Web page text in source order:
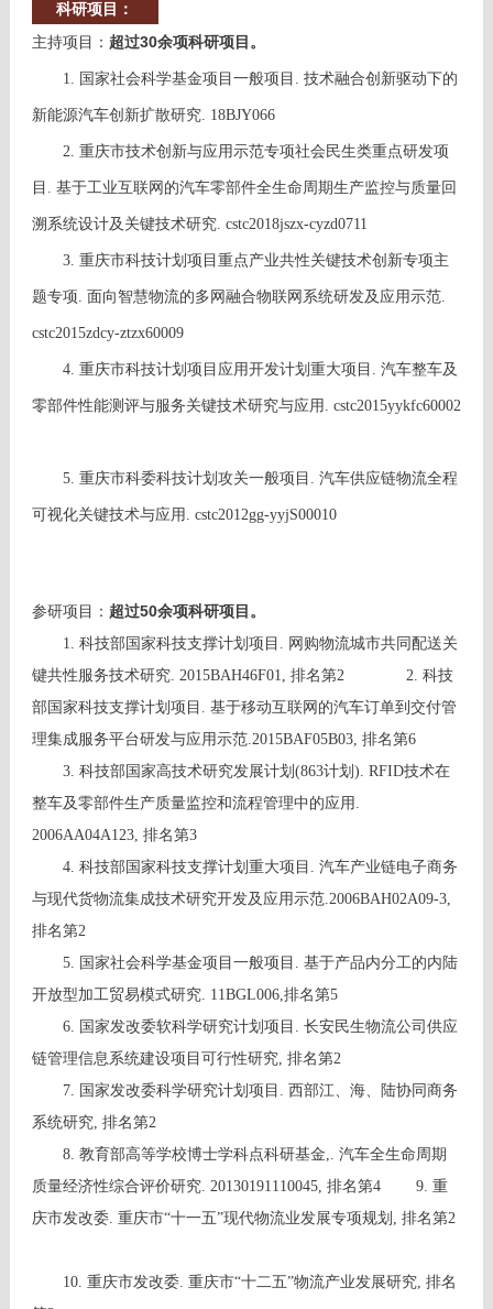
科研项目：
主持项目： 超过30余项科研项目。
1. 国家社会科学基金项目一般项目. 技术融合创新驱动下的
新能源汽车创新扩散研究. 18BJY066
2. 重庆市技术创新与应用示范专项社会民生类重点研发项
目. 基于工业互联网的汽车零部件全生命周期生产监控与质量回
溯系统设计及关键技术研究. cstc2018jszx-cyzd0711
3. 重庆市科技计划项目重点产业共性关键技术创新专项主
题专项. 面向智慧物流的多网融合物联网系统研发及应用示范.
cstc2015zdcy-ztzx60009
4. 重庆市科技计划项目应用开发计划重大项目. 汽车整车及
零部件性能测评与服务关键技术研究与应用. cstc2015yykfc60002
5. 重庆市科委科技计划攻关一般项目. 汽车供应链物流全程
可视化关键技术与应用. cstc2012gg-yyjS00010
参研项目： 超过50余项科研项目。
1. 科技部国家科技支撑计划项目. 网购物流城市共同配送关
键共性服务技术研究. 2015BAH46F01, 排名第2
2. 科技
部国家科技支撑计划项目. 基于移动互联网的汽车订单到交付管
理集成服务平台研发与应用示范.2015BAF05B03, 排名第6
3. 科技部国家高技术研究发展计划(863计划). RFID技术在
整车及零部件生产质量监控和流程管理中的应用.
2006AA04A123, 排名第3
4. 科技部国家科技支撑计划重大项目. 汽车产业链电子商务
与现代货物流集成技术研究开发及应用示范.2006BAH02A09-3,
排名第2
5. 国家社会科学基金项目一般项目. 基于产品内分工的内陆
开放型加工贸易模式研究. 11BGL006,排名第5
6. 国家发改委软科学研究计划项目. 长安民生物流公司供应
链管理信息系统建设项目可行性研究, 排名第2
7. 国家发改委科学研究计划项目. 西部江、海、陆协同商务
系统研究, 排名第2
8. 教育部高等学校博士学科点科研基金,. 汽车全生命周期
质量经济性综合评价研究. 20130191110045, 排名第4 9. 重
庆市发改委. 重庆市“十一五”现代物流业发展专项规划, 排名第2
10. 重庆市发改委. 重庆市“十二五”物流产业发展研究, 排名